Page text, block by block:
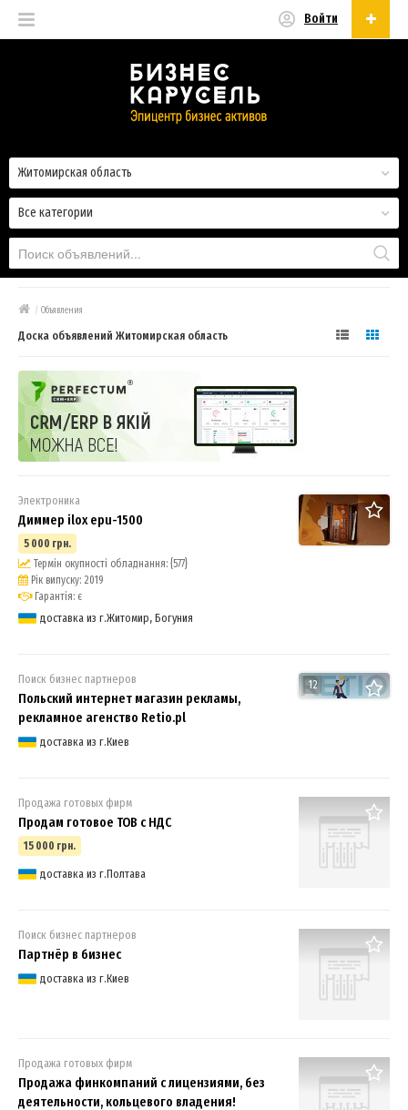
Войти
Все категории
Житомирская область
/ Объявления
Доска объявлений Житомирская область
Электроника
Диммер ilox epu-1500
5 000 грн.
Термін окупності обладнання: {577}
Рік випуску: 2019
Гарантія: є
доставка из г.Житомир, Богуния
12
Поиск бизнес партнеров
Польский интернет магазин рекламы,
рекламное агенство Retio.pl
доставка из г.Киев
Продажа готовых фирм
Продам готовое ТОВ с НДС
15 000 грн.
доставка из г.Полтава
Поиск бизнес партнеров
Партнёр в бизнес
доставка из г.Киев
Продажа готовых фирм
Продажа финкомпаний с лицензиями, без
деятельности, кольцевого владения!